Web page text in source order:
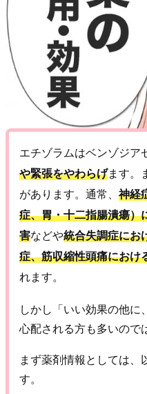
エチゾラムはベンゾジア
や緊張をやわらげます。
があります。通常、 神経
症、胃・十二指腸潰瘍）
害などや統合失調症にお
症、筋収縮性頭痛におけ
れます。
しかし「いい効果の他に、
心配される方も多いので
まず薬剤情報としては、
す。